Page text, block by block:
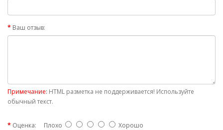
Ваш отзыв:
Примечание: HTML разметка не поддерживается! Используйте
обычный текст.
Оценка: Плохо Хорошо